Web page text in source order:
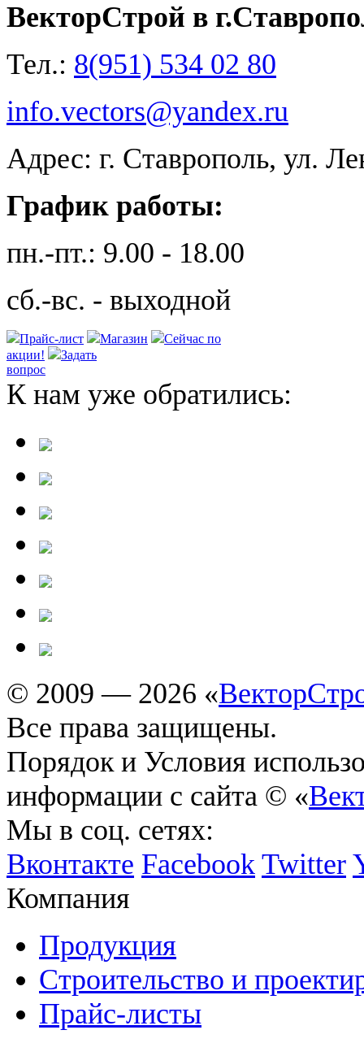
ВекторСтрой в
Тел.: 8(951) 534 02 80
info.vectors@yandex.ru
Адрес: г. Ставрополь, ул.
График работы:
пн.-пт.: 9.00 - 18.00
сб.-вс. - выходной
Прайс-лист Магазин
Сейчас по
акции!
Задать
вопрос
К нам уже обратились:
© 2009 — 2026 «
Все права защищены.
Порядок и Условия
информации с сайта © «
Мы в соц. сетях:
Вконтакте Facebook Twitter
Компания
Продукция
Строительство и
Прайс-листы